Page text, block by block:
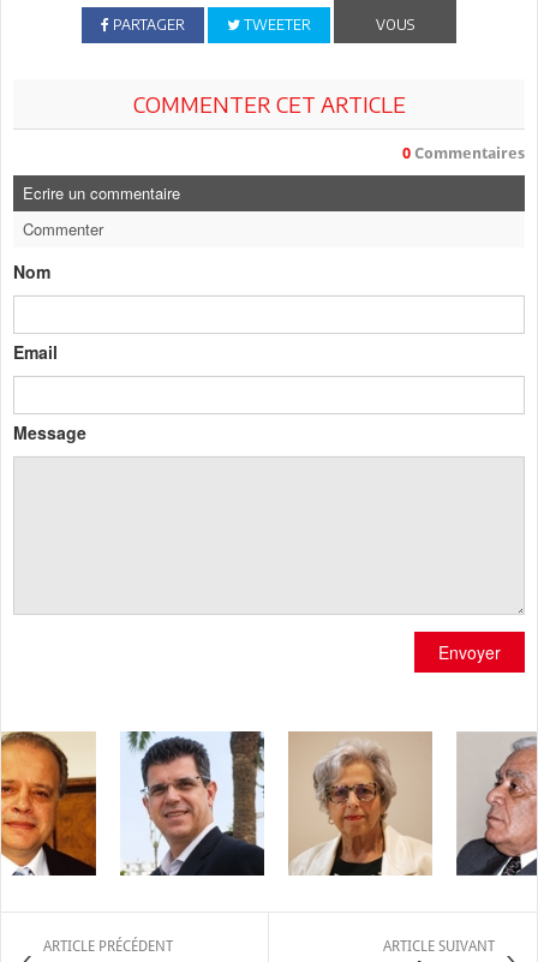
PARTAGER TWEETER
VOUS
COMMENTER CET ARTICLE
0 Commentaires
Ecrire un commentaire
Commenter
Nom
Email
Message
Envoyer
ARTICLE PRÉCÉDENT ARTICLE SUIVANT